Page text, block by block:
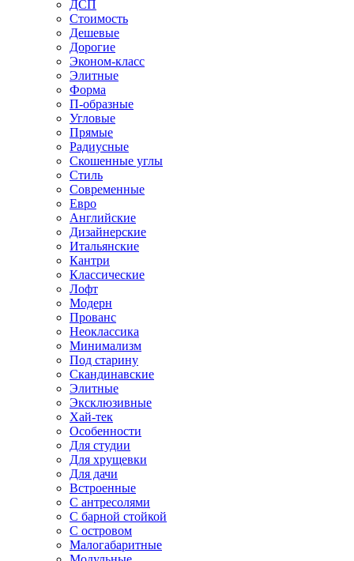
ДСП
Стоимость
Дешевые
Дорогие
Эконом-класс
Элитные
Форма
П-образные
Угловые
Прямые
Радиусные
Скошенные углы
Стиль
Современные
Евро
Английские
Дизайнерские
Итальянские
Кантри
Классические
Лофт
Модерн
Прованс
Неоклассика
Минимализм
Под старину
Скандинавские
Элитные
Эксклюзивные
Хай-тек
Особенности
Для студии
Для хрущевки
Для дачи
Встроенные
С антресолями
С барной стойкой
С островом
Малогабаритные